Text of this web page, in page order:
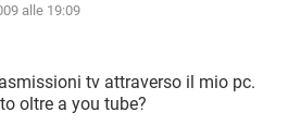
WINDOWS 10
FACEBOOK
WHATSAPP
ANDROID
alle 19:09
tv attraverso il mio pc.
oltre a you tube?